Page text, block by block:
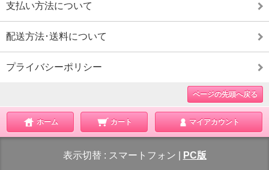
支払い方法について
配送方法･送料について
プライバシーポリシー
ページの先頭へ戻る
ホーム カート マイアカウント
表示切替 : スマートフォン PC版